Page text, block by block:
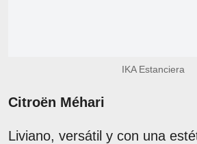
IKA Estanciera
Citroën Méhari
Liviano, versátil y con una